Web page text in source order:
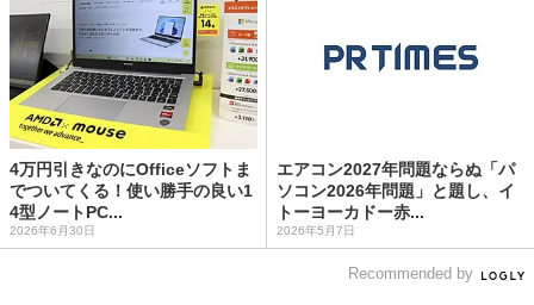
4万円引きなのにOfficeソフトま
でついてくる！使い勝手の良い1
4型ノートPC...
2026年6月30日
エアコン2027年問題ならぬ「パ
ソコン2026年問題」と題し、イ
トーヨーカドー赤...
2026年5月7日
Recommended by